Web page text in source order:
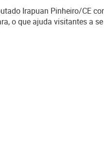
Irapuan Pinheiro/CE
o que ajuda visitantes a